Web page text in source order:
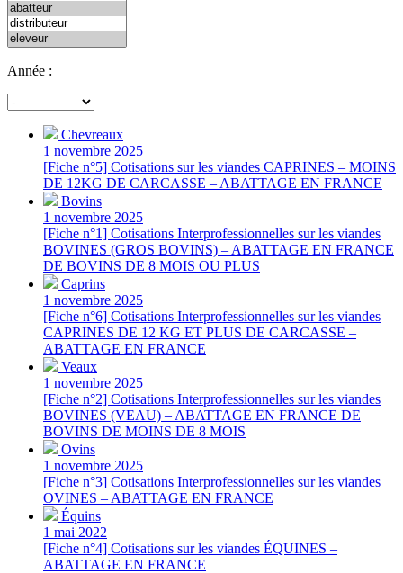
Année :
Chevreaux
1 novembre 2025
[Fiche n°5] Cotisations sur les viandes CAPRINES – MOINS
DE 12KG DE CARCASSE – ABATTAGE EN FRANCE
Bovins
1 novembre 2025
[Fiche n°1] Cotisations Interprofessionnelles sur les viandes
BOVINES (GROS BOVINS) – ABATTAGE EN FRANCE
DE BOVINS DE 8 MOIS OU PLUS
Caprins
1 novembre 2025
[Fiche n°6] Cotisations Interprofessionnelles sur les viandes
CAPRINES DE 12 KG ET PLUS DE CARCASSE –
ABATTAGE EN FRANCE
Veaux
1 novembre 2025
[Fiche n°2] Cotisations Interprofessionnelles sur les viandes
BOVINES (VEAU) – ABATTAGE EN FRANCE DE
BOVINS DE MOINS DE 8 MOIS
Ovins
1 novembre 2025
[Fiche n°3] Cotisations Interprofessionnelles sur les viandes
OVINES – ABATTAGE EN FRANCE
Équins
1 mai 2022
[Fiche n°4] Cotisations sur les viandes ÉQUINES –
ABATTAGE EN FRANCE